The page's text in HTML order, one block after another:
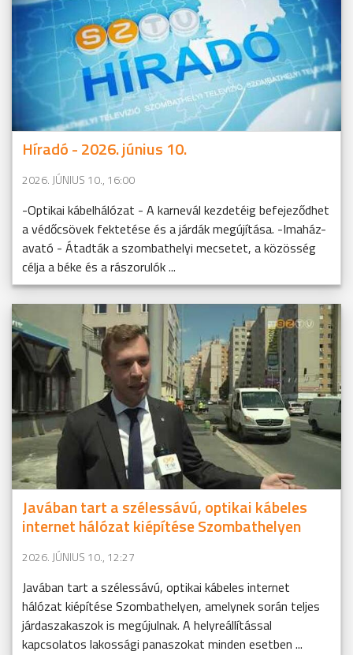
Híradó - 2026. június 10.
2026. JÚNIUS 10., 16:00
-Optikai kábelhálózat - A karnevál kezdetéig befejeződhet
a védőcsövek fektetése és a járdák megújítása. -Imaház-
avató - Átadták a szombathelyi mecsetet, a közösség
célja a béke és a rászorulók ...
Javában tart a szélessávú, optikai kábeles
internet hálózat kiépítése Szombathelyen
2026. JÚNIUS 10., 12:27
Javában tart a szélessávú, optikai kábeles internet
hálózat kiépítése Szombathelyen, amelynek során teljes
járdaszakaszok is megújulnak. A helyreállítással
kapcsolatos lakossági panaszokat minden esetben ...